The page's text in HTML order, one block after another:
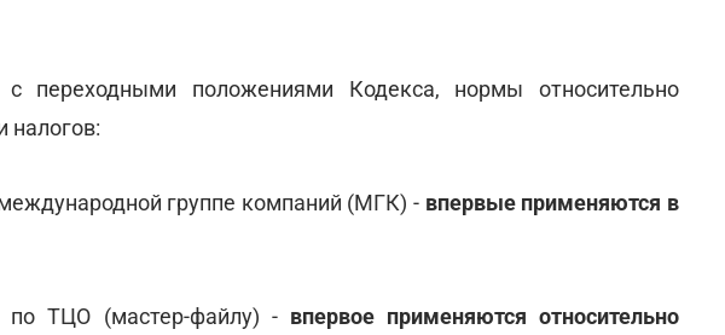
переходными положениями Кодекса, нормы относительно
налогов:
группе компаний (МГК) - впервые применяются в
по ТЦО (мастер-файлу) - впервое применяются относительно